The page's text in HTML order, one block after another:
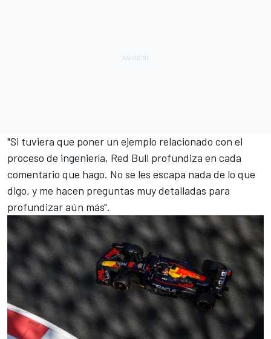
"Si tuviera que poner un ejemplo relacionado con el
proceso de ingeniería, Red Bull profundiza en cada
comentario que hago. No se les escapa nada de lo que
digo, y me hacen preguntas muy detalladas para
profundizar aún más".